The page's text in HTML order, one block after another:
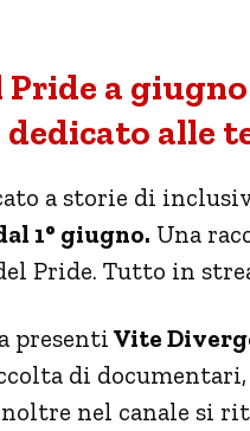
Pride a
dedicato alle
a storie di
1° giugno. Una
Pride. Tutto in
presenti Vite
di documentari,
nel canale si